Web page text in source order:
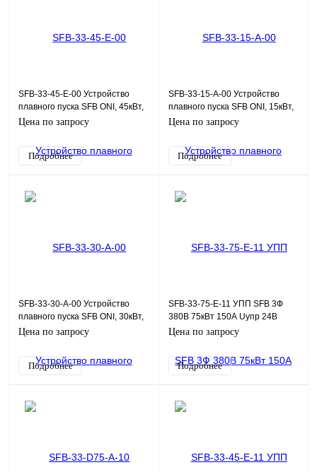
SFB-33-45-E-00 Устройство
плавного пуска SFB ONI, 45кВт,
380В, 24Uупр
Цена по запросу
Подробнее
SFB-33-15-A-00 Устройство
плавного пуска SFB ONI, 15кВт,
380В, 110-220Uупр
Цена по запросу
Подробнее
SFB-33-30-A-00 Устройство
плавного пуска SFB ONI, 30кВт,
380В, 110-220Uупр
Цена по запросу
Подробнее
SFB-33-75-E-11 УПП SFB 3Ф
380В 75кВт 150А Uупр 24В
Modbus с выкл. ONI
Цена по запросу
Подробнее